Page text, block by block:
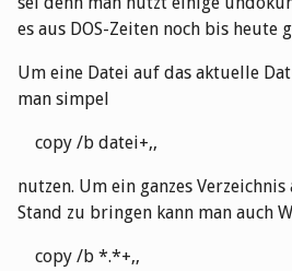
es aus DOS-Zeiten noch bis heute
Um eine Datei auf das aktuelle
man simpel
copy /b datei+,,
nutzen. Um ein ganzes
Stand zu bringen kann man auch
copy /b *.*+,,